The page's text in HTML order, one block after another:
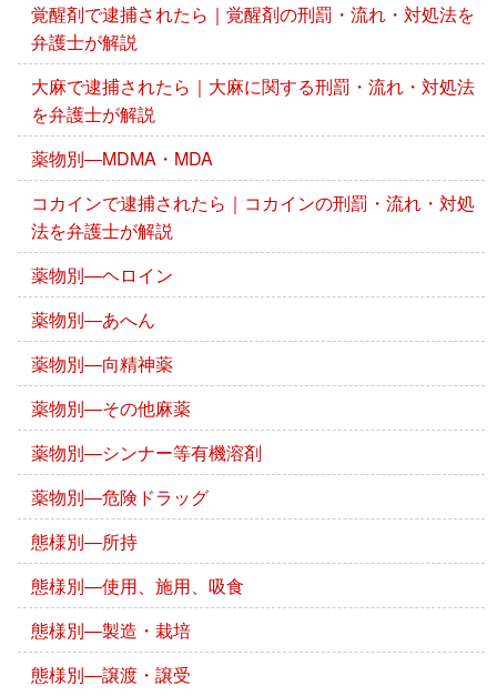
覚醒剤で逮捕されたら｜覚醒剤の刑罰・流れ・対処法を
弁護士が解説
大麻で逮捕されたら｜大麻に関する刑罰・流れ・対処法
を弁護士が解説
薬物別―MDMA・MDA
コカインで逮捕されたら｜コカインの刑罰・流れ・対処
法を弁護士が解説
薬物別―ヘロイン
薬物別―あへん
薬物別―向精神薬
薬物別―その他麻薬
薬物別―シンナー等有機溶剤
薬物別―危険ドラッグ
態様別―所持
態様別―使用、施用、吸食
態様別―製造・栽培
態様別―譲渡・譲受